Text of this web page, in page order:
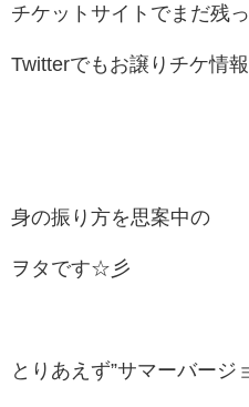
チケットサイトでまだ残
Twitterでもお譲りチケ情報
身の振り方を思案中の
ヲタです☆彡
とりあえず”サマーバージ